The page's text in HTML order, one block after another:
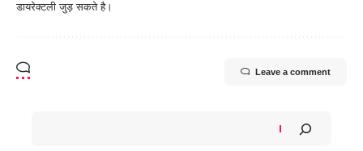
डायरेक्टली जुड़ सकते है।
Leave a comment